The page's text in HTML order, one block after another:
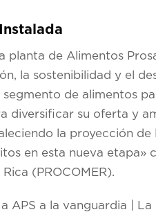
planta de Alimentos
la sostenibilidad y el
segmento de alimentos
diversificar su oferta y
la proyección
en esta nueva
(PROCOMER).
APS a la vanguardia | La